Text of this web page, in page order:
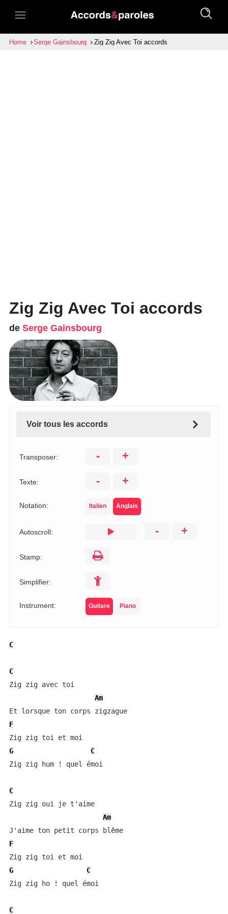
Home Serge Gainsbourg Zig Zig Avec Toi accords
Zig Zig Avec Toi accords
de Serge Gainsbourg
Voir tous les accords
Transposer: - +
Texte: - +
Notation: Italien Anglais
Autoscroll: - +
Stamp:
Simplifier:
Instrument: Guitare Piano
C
C
Zig zig avec toi
Am
Et lorsque ton corps zigzague
F
G
C
Zig zig hum ! quel émoi
C
Zig zig oui je t'aime
Am
J'aime ton petit corps blême
F
G
C
Zig zig ho ! quel émoi
C